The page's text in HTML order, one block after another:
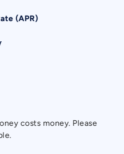
(APR)
costs money. Please